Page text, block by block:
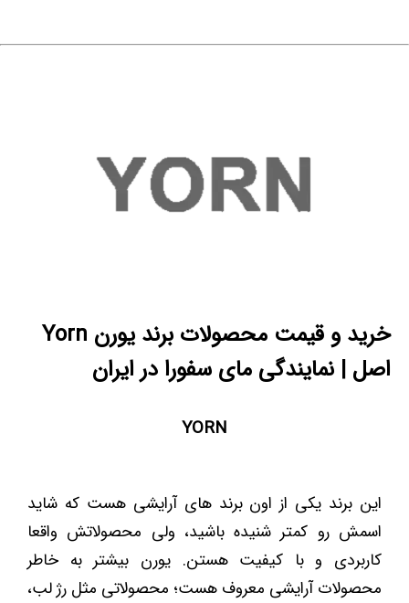
خرید و قیمت محصولات برند یورن Yorn
اصل | نمایندگی مای سفورا در ایران
YORN
این برند یکی از اون برند های آرایشی هست که شاید
اسمش رو کمتر شنیده باشید، ولی محصولاتش واقعا
کاربردی و با کیفیت هستن. یورن بیشتر به خاطر
محصولات آرایشی معروف هست؛ محصولاتی مثل رژ لب،